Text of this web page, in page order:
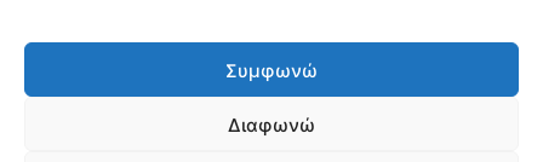
Συμφωνώ
Διαφωνώ